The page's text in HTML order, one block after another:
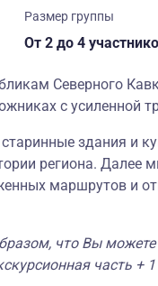
Размер группы
От 2 до 4
Северного
с усиленной
здания и
региона.
маршрутов и
что Вы
часть +